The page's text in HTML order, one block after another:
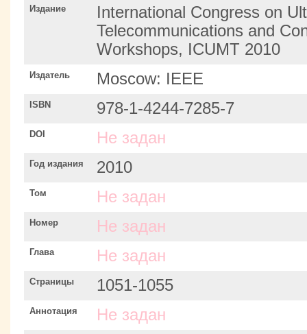
Издание
International Congress on
Telecommunications and
Workshops, ICUMT 2010
Издатель Moscow: IEEE
ISBN 978-1-4244-7285-7
DOI Не задан
Год издания 2010
Том Не задан
Номер Не задан
Глава Не задан
Страницы 1051-1055
Аннотация Не задан